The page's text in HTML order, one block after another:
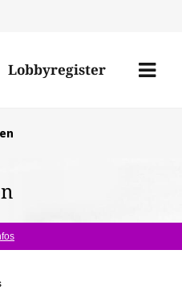
Lobbyregister
Menü